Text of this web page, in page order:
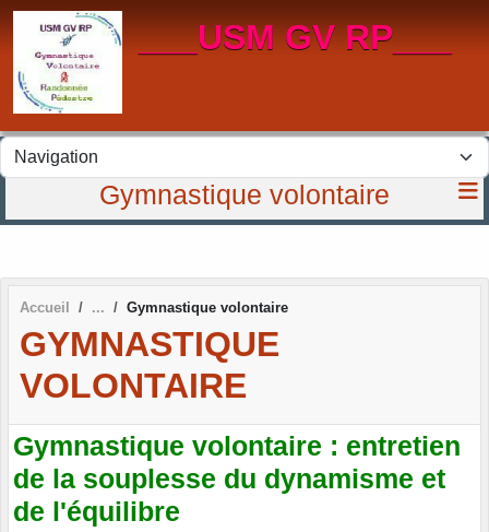
___USM GV RP___
Gymnastique volontaire
Accueil Gymnastique volontaire
GYMNASTIQUE
VOLONTAIRE
Gymnastique volontaire : entretien
de la souplesse du dynamisme et
de l'équilibre
Panneau de gestion des cookies